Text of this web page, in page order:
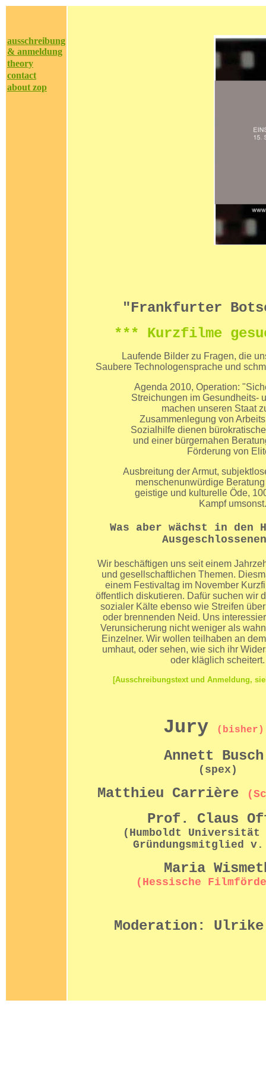
ausschreibung
& anmeldung
theory
contact
about zop
"Frankfurter
*** Kurzfilme
Laufende Bilder zu Fragen, die
Saubere Technologensprache und
Agenda 2010, Operation:
Streichungen im Gesundheits-
machen unseren Staat
Zusammenlegung von
Sozialhilfe dienen
und einer bürgernahen
Förderung von
Ausbreitung der Armut,
menschenunwürdige
geistige und kulturelle Öde,
Kampf umsonst.
Was aber wächst in den
Wir beschäftigen uns seit einem
und gesellschaftlichen Themen.
einem Festivaltag im November
öffentlich diskutieren. Dafür suchen wir
sozialer Kälte ebenso wie Streifen
oder brennenden Neid. Uns
Verunsicherung nicht weniger als
Einzelner. Wir wollen teilhaben an
umhaut, oder sehen, wie sich ihr
oder kläglich scheitert.
[Ausschreibungstext und Anmeldung,
Jury (bisher)
Annett
(spex)
Matthieu Carrière
Prof. Claus
(Humboldt
Gründungsmitglied
Maria
(Hessische
Moderation: